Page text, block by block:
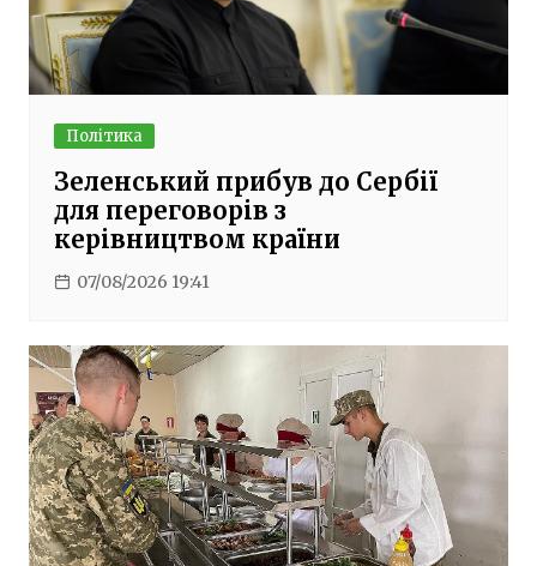
Політика
Зеленський прибув до Сербії
для переговорів з
керівництвом країни
07/08/2026 19:41